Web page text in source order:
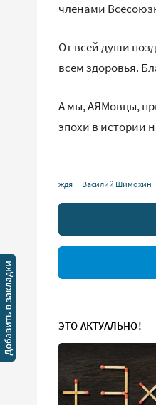
членами
От всей души
всем здоровья.
А мы, АЯМовцы,
эпохи в истории
ждя Василий Шимохин
ЭТО АКТУАЛЬНО!